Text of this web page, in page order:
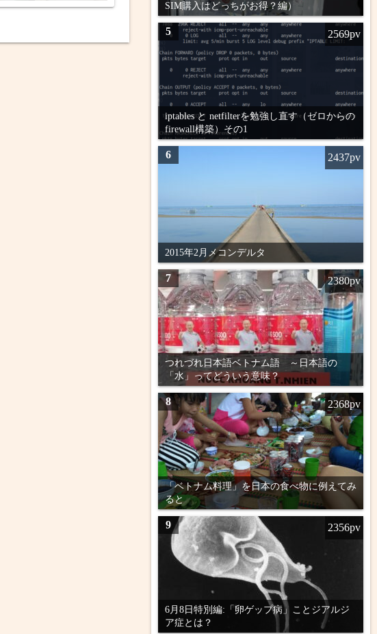
SIM購入はどっちがお得？編）
5
iptables と netfilterを勉強し直す（ゼロからの
firewall構築）その1
2569pv
6
2015年2月メコンデルタ
2437pv
7
つれづれ日本語ベトナム語 ～日本語の
「水」ってどういう意味？
2380pv
8
「ベトナム料理」を日本の食べ物に例えてみ
ると
2368pv
9
6月8日特別編:「卵ゲップ病」ことジアルジ
ア症とは？
2356pv